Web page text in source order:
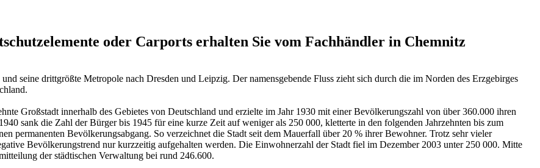
oder Carports erhalten Sie vom Fachhändler in Chemnitz
seine drittgrößte Metropole nach Dresden und Leipzig. Der namensgebende Fluss zieht sich durch die im Norden des Erzgebirges
Großstadt innerhalb des Gebietes von Deutschland und erzielte im Jahr 1930 mit einer Bevölkerungszahl von über 360.000 ihren
sank die Zahl der Bürger bis 1945 für eine kurze Zeit auf weniger als 250 000, kletterte in den folgenden Jahrzehnten bis zum
permanenten Bevölkerungsabgang. So verzeichnet die Stadt seit dem Mauerfall über 20 % ihrer Bewohner. Trotz sehr vieler
Bevölkerungstrend nur kurzzeitig aufgehalten werden. Die Einwohnerzahl der Stadt fiel im Dezember 2003 unter 250 000. Mitte
der städtischen Verwaltung bei rund 246.600.